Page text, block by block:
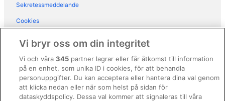
Sekretessmeddelande
Cookies
Regler och villkor för Vrbo
Tillgänglighetsanpassning
Vi bryr oss om din integritet
Vi och våra345 partner lagrar eller får åtkomst till information
på en enhet, som unika ID i cookies, för att behandla
personuppgifter. Du kan acceptera eller hantera dina val genom
att klicka nedan eller när som helst på sidan för
dataskyddspolicy. Dessa val kommer att signaleras till våra